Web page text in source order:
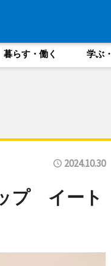
暮らす・働く 学ぶ
2024.10.30
プ イート